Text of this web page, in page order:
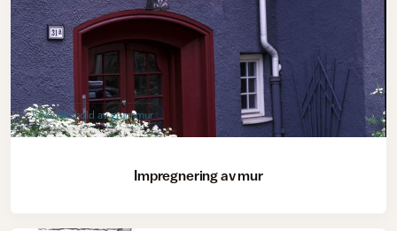
Vedlikehold av grunnmur
Impregnering av mur